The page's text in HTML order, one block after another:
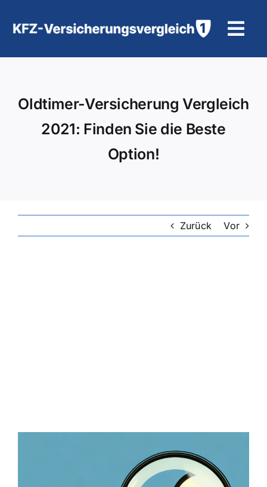
Inhalt
Motorradversicherung
Oldtimer-Versicherung Vergleich
2021: Finden Sie die Beste
Option!
Zurück Vor